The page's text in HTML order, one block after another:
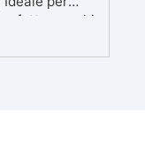
per chi
una finitura